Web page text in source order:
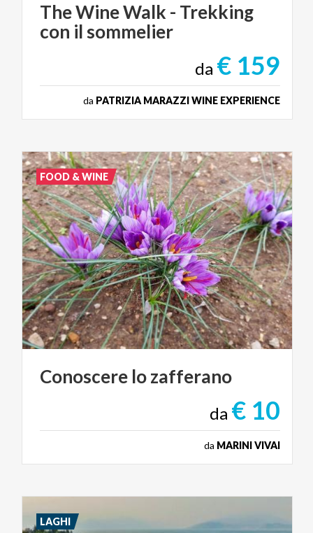
TheWineWalk - Trekking
con il sommelier
da € 159
da PATRIZIA MARAZZI WINE EXPERIENCE
Conoscere lozafferano
da € 10
da MARINI VIVAI
FOOD & WINE
LAGHI